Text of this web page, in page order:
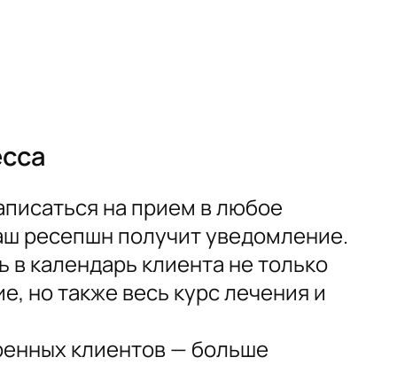
на прием в любое
ресепшн получит уведомление.
календарь клиента не только
но также весь курс лечения и
клиентов — больше